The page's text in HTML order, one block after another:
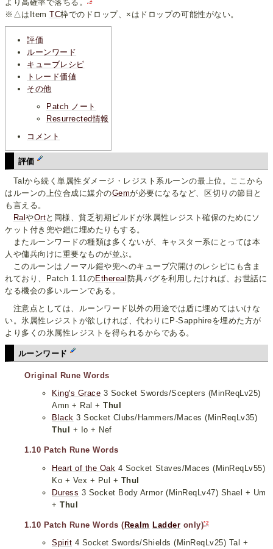
より高確率で落ちる。
※△はItemTC枠でのドロップ、×はドロップの可能性がない。
評価
ルーンワード
キューブレシピ
トレード価値
その他
Patch ノート
Resurrected情報
コメント
評価
Talから続く単属性ダメージ・レジスト系ルーンの最上位。ここから
はルーンの上位合成に媒介のGemが必要になるなど、区切りの節目と
も言える。
RalやOrtと同様、貧乏初期ビルドが氷属性レジスト確保のためにソ
ケット付き兜や鎧に埋めたりもする。
またルーンワードの種類は多くないが、キャスター系にとっては本
人や傭兵向けに重要なものが並ぶ。
このルーンはノーマル鎧や兜へのキューブ穴開けのレシピにも含ま
れており、Patch 1.11のEthereal 防具バグを利用したければ、お世話に
なる機会の多いルーンである。
注意点としては、ルーンワード以外の用途では盾に埋めてはいけな
い。氷属性レジストが欲しければ、代わりにP-Sapphireを埋めた方が
より多くの氷属性レジストを得られるからである。
ルーンワード
Original Rune Words
King's Grace 3 Socket Swords/Scepters (MinReqLv25)
Amn + Ral +Thul
Black 3 Socket Clubs/Hammers/Maces (MinReqLv35)
Thul
+ Io + Nef
1.10 Patch Rune Words
Heart of the Oak 4 Socket Staves/Maces (MinReqLv55)
Ko + Vex + Pul + Thul
Duress 3 Socket Body Armor (MinReqLv47) Shael + Um
+Thul
1.10 Patch Rune Words ( Realm Ladder only)*2
Spirit 4 Socket Swords/Shields (MinReqLv25) Tal +